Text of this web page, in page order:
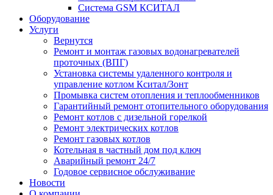
Система GSM КСИТАЛ
Оборудование
Услуги
Вернутся
Ремонт и монтаж газовых водонагревателей
проточных (ВПГ)
Установка системы удаленного контроля и
управление котлом Кситал/Зонт
Промывка систем отопления и теплообменников
Гарантийный ремонт отопительного оборудования
Ремонт котлов с дизельной горелкой
Ремонт электрических котлов
Ремонт газовых котлов
Котельная в частный дом под ключ
Аварийный ремонт 24/7
Годовое сервисное обслуживание
Новости